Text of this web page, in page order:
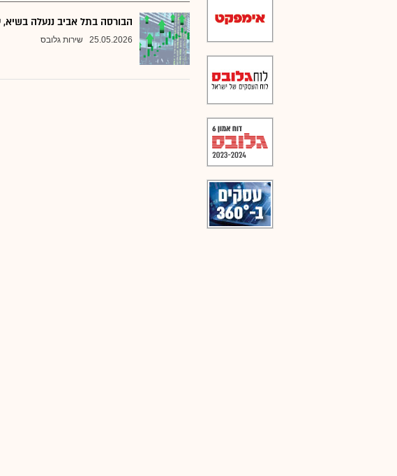
הבורסה בתל אביב ננעלה
25.05.2026 שירות גלובס